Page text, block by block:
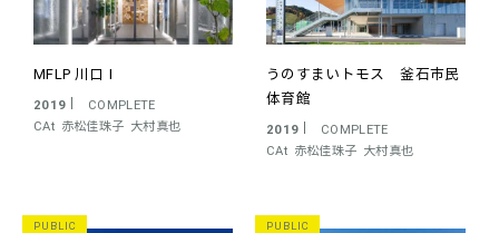
MFLP 川口Ⅰ
2019
COMPLETE
CAt 赤松佳珠子 大村真也
うのすまいトモス 釜石市民
体育館
2019
COMPLETE
CAt 赤松佳珠子 大村真也
PUBLIC PUBLIC